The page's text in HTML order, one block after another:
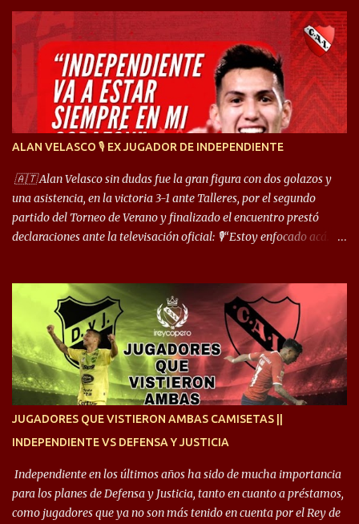
llegué a un Independiente que juega muy dinámico y me gusta
mucho. Me favorece por la forma de jugar mía y eso también
ayudó a que me adapte”. “Me siento mejor por izquierda, pero me
gusta mucho jugar de 9, y juego sin problemas por derecha
también. Jugar de 9 y de extremo por izquierda es diferente. A mi
me gusta jugar por fuera, porque tengo mas posibilidades de
encarar, de enganchar. Pero yo soy un hombre que pica mucho y
arco y tengo más posibilidades”. Sobre lo que le pide el DT,
comentó: “Cuando juego de 9, obviamente me pide presionar, y
cuand...
ALAN VELASCO 🎙 EX JUGADOR DE INDEPENDIENTE
🇦🇹 Alan Velasco sin dudas fue la gran figura con dos golazos y
una asistencia, en la victoria 3-1 ante Talleres, por el segundo
partido del Torneo de Verano y finalizado el encuentro prestó
declaraciones ante la televisación oficial: 🎙️“Estoy enfocado acá.
ojalá sea lo mejor para el club y para mí. Independiente va a estar
siempre en mi corazón”. 🎙️“Siempre que me tocó vestir la camiseta
quise dar lo mejor. Si me toca marcharme, estoy agradecido al
hincha”. 🎙️“El equipo hizo un gran trabajo, quedó demostrado en el
resultado. Es nuestro segundo partido, en la pretemporada nos
enfocamos en la preparación física. El grupo está encontrando la
JUGADORES QUE VISTIERON AMBAS CAMISETAS ||
INDEPENDIENTE VS DEFENSA Y JUSTICIA
Independiente en los últimos años ha sido de mucha importancia
para los planes de Defensa y Justicia, tanto en cuanto a préstamos,
como jugadores que ya no son más tenido en cuenta por el Rey de